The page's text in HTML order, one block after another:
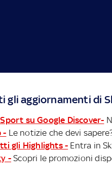
gli aggiornamenti di
su Google Discover-
- Le notizie che devi
gli Highlights - Entra in
-Scopri le promozioni